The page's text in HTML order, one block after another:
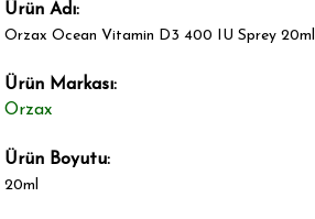
Ürün Adı:
Orzax Ocean Vitamin D3 400 IU Sprey 20ml
Ürün Markası:
Orzax
Ürün Boyutu:
20ml